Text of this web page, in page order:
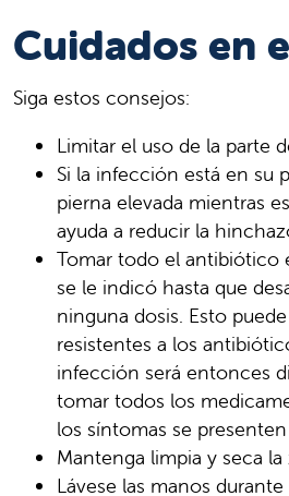
Cuidados en
Siga estos consejos:
Limitar el uso de la parte
Si la infección está en su
pierna elevada mientras
ayuda a reducir la
Tomar todo el antibiótico
se le indicó hasta que
ninguna dosis. Esto
resistentes a los
infección será entonces
tomar todos los
los síntomas se
Mantenga limpia y seca
Lávese las manos